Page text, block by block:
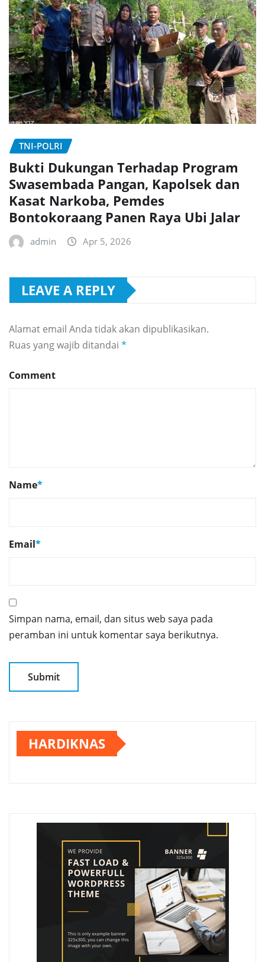
TNI-POLRI
Bukti Dukungan Terhadap Program
Swasembada Pangan, Kapolsek dan
Kasat Narkoba, Pemdes
Bontokoraang Panen Raya Ubi Jalar
admin Apr 5, 2026
LEAVE A REPLY
Alamat email Anda tidak akan dipublikasikan.
Ruas yang wajib ditandai *
Comment
Name*
Email*
Simpan nama, email, dan situs web saya pada
peramban ini untuk komentar saya berikutnya.
HARDIKNAS